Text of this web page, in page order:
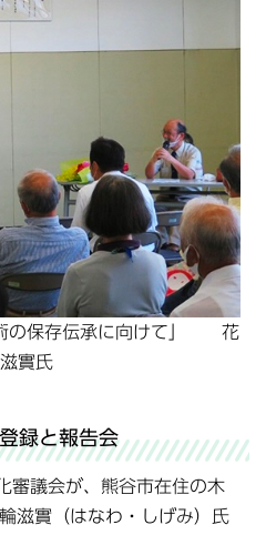
の保存伝承に向けて」 花
實氏
録と報告会
議会が、熊谷市在住の木
滋實（はなわ・しげみ）氏